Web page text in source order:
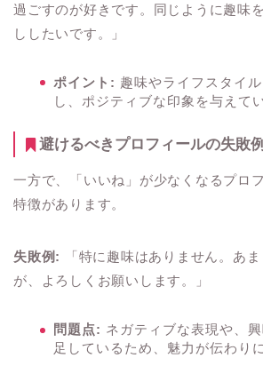
過ごすのが好きです。同じように趣味
ししたいです。」
ポイント: 趣味やライフスタイ
し、ポジティブな印象を与えて
避けるべきプロフィールの失敗例
一方で、「いいね」が少なくなるプロ
特徴があります。
失敗例:
「特に趣味はありません。あ
が、よろしくお願いします。」
問題点: ネガティブな表現や、
足しているため、魅力が伝わり